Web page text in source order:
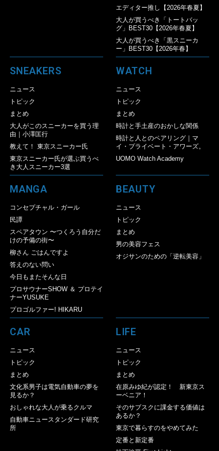
エディター推し【2026年春夏】
大人が買うべき「トートバッ
グ」BEST30【2026年春夏】
大人が買うべき「黒スニーカ
ー」BEST30【2026年春】
SNEAKERS
ニュース
トピック
まとめ
大人がこのスニーカーを買う理
由｜小澤匡行
教えて！ 東京スニーカー氏
東京スニーカー氏が選ぶ買うべ
き大人スニーカー3選
WATCH
ニュース
トピック
まとめ
時計と手土産のおかしな関係
時計と人とのペアリング｜マ
イ・プライベート・アワーズ。
UOMO Watch Academy
MANGA
コンセプチャル・ガール
民譚
スペアタウン 〜つくろう自分だ
けの予備の街〜
柳さん ごはんですよ
答えのない問い
今日もまたそんな日
プロサウナーSHOW ＆ プロテイ
ナーYUSUKE
プロゴルファー! HIKARU
BEAUTY
ニュース
トピック
まとめ
男の美容フェス
オジサンのための「逆転美容」
CAR
ニュース
トピック
まとめ
文化系男子は電気自動車の夢を
見るか？
おしゃれな大人が乗るクルマ
自動車ニュースタンダード研究
所
LIFE
ニュース
トピック
まとめ
在原みゆ紀が認定！ 新東京ス
ーベニア！
そのサブスクに課金する価値は
あるか？
東京で暮らすのをやめてみた
定番と新定番